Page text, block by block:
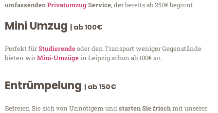
umfassendenPrivatumzugService, der bereits ab 250€ beginnt.
Mini Umzug | ab 100€
Perfekt fürStudierendeoder den Transport weniger Gegenstände
bieten wirMini-Umzügein Leipzig schon ab 100€ an.
Entrümpelung | ab 150€
Befreien Sie sich von Unnötigem undstarten Sie frischmit unserer